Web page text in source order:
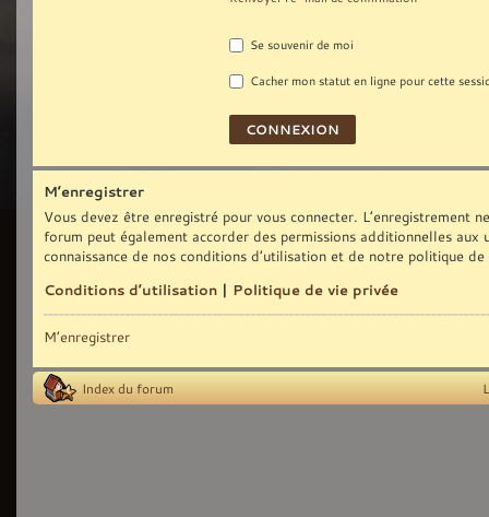
Se souvenir de moi
Cacher mon statut en ligne pour cette
M’enregistrer
Vous devez être enregistré pour vous connecter. L’enregistrement
forum peut également accorder des permissions additionnelles
connaissance de nos conditions d’utilisation et de notre politique
Conditions d’utilisation | Politique de vie privée
M’enregistrer
Index du forum